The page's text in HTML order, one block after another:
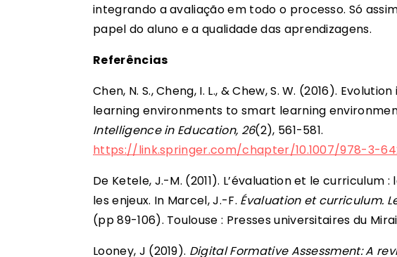
integrando a avaliação em todo o processo. Só
papel do aluno e a qualidade das aprendizagens.
Referências
Chen, N. S., Cheng, I. L., & Chew, S. W. (2016).
learning environments to smart learning
Intelligence in Education, 26(2), 561-581.
https://link.springer.com/chapter/10.1007/978-3-
De Ketele, J.-M. (2011). L’évaluation et le
les enjeux. In Marcel, J.-F. Évaluation et curriculum.
(pp 89-106). Toulouse : Presses universitaires du
Looney, J (2019). Digital Formative Assessment: A